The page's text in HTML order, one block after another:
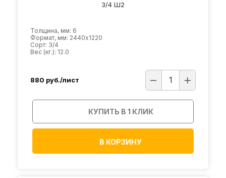
3/4 Ш2
Толщина, мм: 6
Формат, мм: 2440х1220
Сорт: 3/4
Вес (кг.): 12.0
880 руб./лист
КУПИТЬ В 1 КЛИК
В КОРЗИНУ